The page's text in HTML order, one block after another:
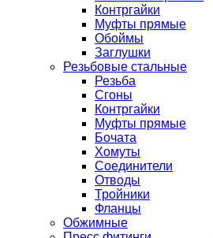
Контргайки
Муфты прямые
Обоймы
Заглушки
Резьбовые стальные
Резьба
Сгоны
Контргайки
Муфты прямые
Бочата
Хомуты
Соединители
Отводы
Тройники
Фланцы
Обжимные